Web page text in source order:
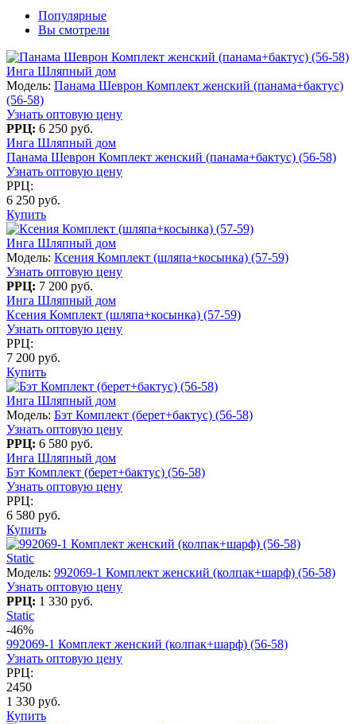
Популярные
Вы смотрели
Инга Шляпный дом
Модель: Панама Шеврон Комплект женский (панама+бактус)
(56-58)
Узнать оптовую цену
РРЦ: 6 250 руб.
Инга Шляпный дом
Панама Шеврон Комплект женский (панама+бактус) (56-58)
Узнать оптовую цену
РРЦ:
6 250 руб.
Купить
Инга Шляпный дом
Модель: Ксения Комплект (шляпа+косынка) (57-59)
Узнать оптовую цену
РРЦ: 7 200 руб.
Инга Шляпный дом
Ксения Комплект (шляпа+косынка) (57-59)
Узнать оптовую цену
РРЦ:
7 200 руб.
Купить
Инга Шляпный дом
Модель: Бэт Комплект (берет+бактус) (56-58)
Узнать оптовую цену
РРЦ: 6 580 руб.
Инга Шляпный дом
Бэт Комплект (берет+бактус) (56-58)
Узнать оптовую цену
РРЦ:
6 580 руб.
Купить
Static
Модель: 992069-1 Комплект женский (колпак+шарф) (56-58)
Узнать оптовую цену
РРЦ: 1 330 руб.
Static
-46%
992069-1 Комплект женский (колпак+шарф) (56-58)
Узнать оптовую цену
РРЦ:
2450
1 330 руб.
Купить